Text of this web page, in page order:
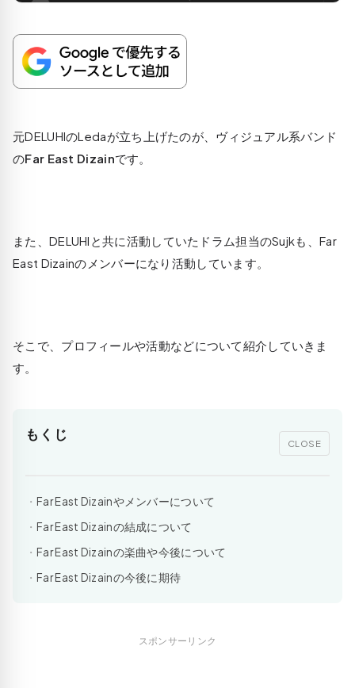
元DELUHIのLedaが立ち上げたのが、ヴィジュアル系バンド
のFar East Dizainです。
また、DELUHIと共に活動していたドラム担当のSujkも、Far
East Dizainのメンバーになり活動しています。
そこで、プロフィールや活動などについて紹介していきま
す。
もくじ
CLOSE
Far East Dizainやメンバーについて
Far East Dizainの結成について
Far East Dizainの楽曲や今後について
Far East Dizainの今後に期待
スポンサーリンク